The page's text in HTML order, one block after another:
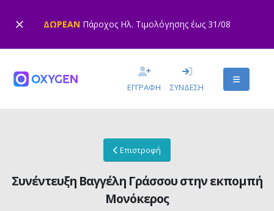
ΔΩΡΕΑΝ Πάροχος Ηλ. Τιμολόγησης έως 31/08
ΕΓΓΡΑΦΗ ΣΥΝΔΕΣΗ
Επιστροφή
Συνέντευξη Βαγγέλη Γράσσου στην εκπομπή
Μονόκερος